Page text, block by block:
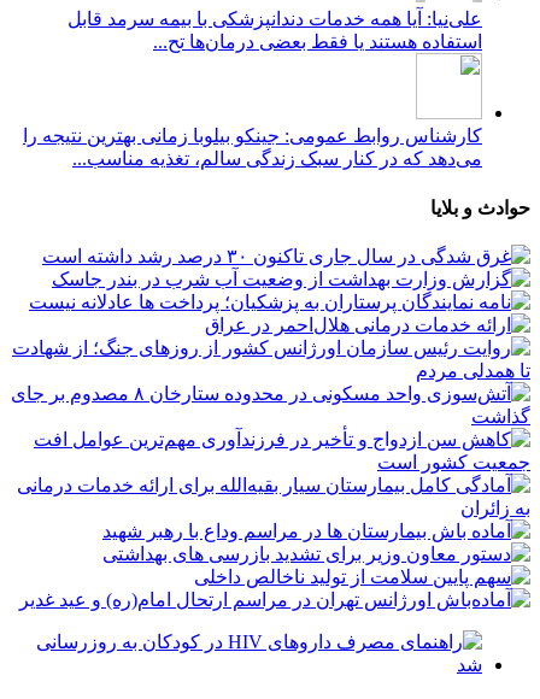
علی‌نیا: آیا همه خدمات دندانپزشکی با بیمه سرمد قابل
استفاده هستند یا فقط بعضی درمان‌ها تح...
کارشناس روابط عمومی: جینکو بیلوبا زمانی بهترین نتیجه را
می‌دهد که در کنار سبک زندگی سالم، تغذیه مناسب...
حوادث و بلایا